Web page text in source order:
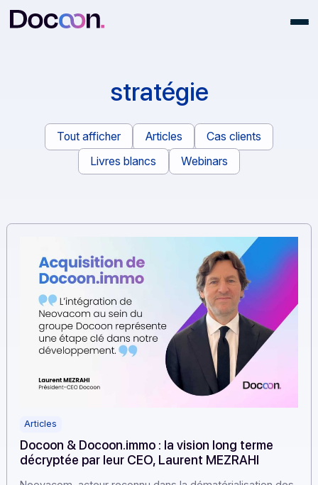
stratégie
Tout afficher Articles
Cas clients
Livres blancs
Webinars